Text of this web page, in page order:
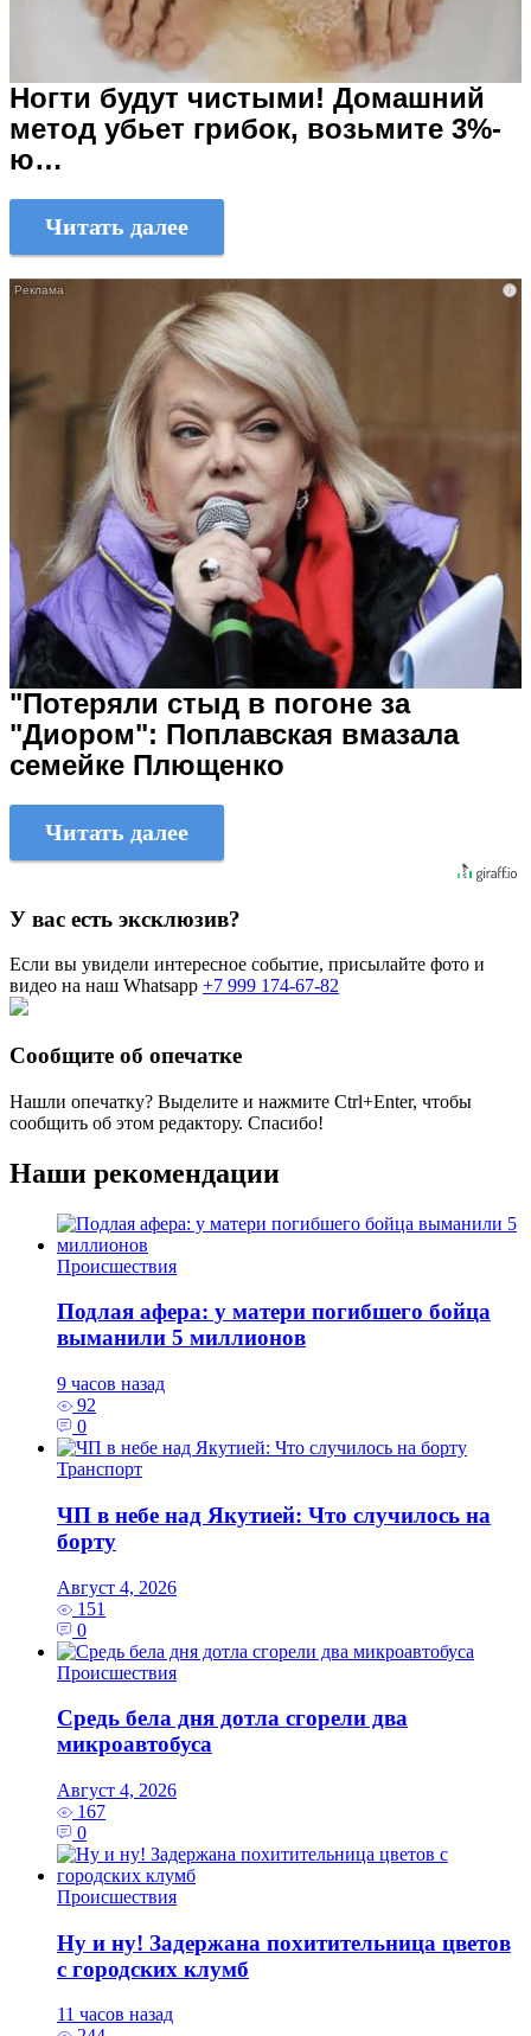
Ногти будут чистыми! Домашний
метод убьет грибок, возьмите 3%-
ю…
Читать далее
i
"Потеряли стыд в погоне за
"Диором": Поплавская вмазала
семейке Плющенко
Читать далее
У вас есть эксклюзив?
Если вы увидели интересное событие, присылайте фото и
видео на наш Whatsapp +7 999 174-67-82
Сообщите об опечатке
Нашли опечатку? Выделите и нажмите Ctrl+Enter, чтобы
сообщить об этом редактору. Спасибо!
Наши рекомендации
Происшествия
Подлая афера: у матери погибшего бойца
выманили 5 миллионов
9 часов назад
92
0
Транспорт
ЧП в небе над Якутией: Что случилось на
борту
Август 4, 2026
151
0
Происшествия
Средь бела дня дотла сгорели два
микроавтобуса
Август 4, 2026
167
0
Происшествия
Ну и ну! Задержана похитительница цветов
с городских клумб
11 часов назад